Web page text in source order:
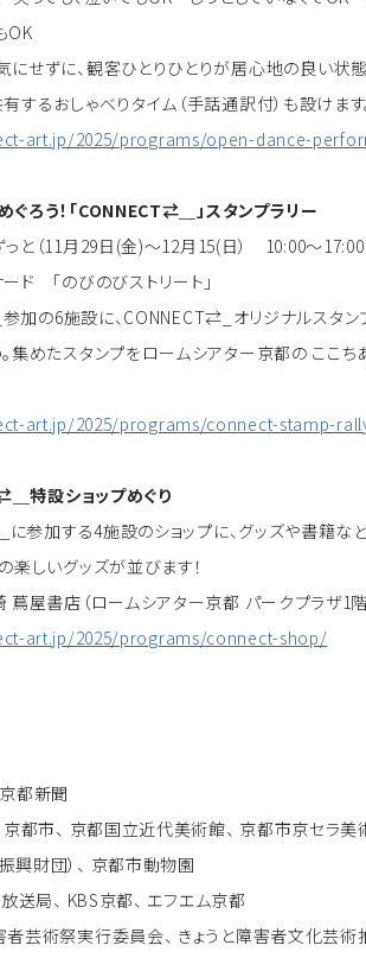
OK
にせずに、観客ひとりひとりが居心地の良い状
するおしゃべりタイム（手話通訳付）も設けます
art.jp/2025/programs/open-dance-
ろう！「CONNECT⇄＿」スタンプラリー
っと（11月29日(金)～12月15(日） 10:00〜17:00
ド 「のびのびストリート」
加の6施設に、CONNECT⇄_オリジナルスタン
集めたスタンプをロームシアター京都の ここ
art.jp/2025/programs/connect-stamp-
特設ショップめぐり
参加する4施設のショップに、グッズや書籍
楽しいグッズが並びます！
蔦屋書店（ロームシアター京都 パークプラザ1階
art.jp/2025/programs/connect-shop/
都新聞
京都市、 京都国立近代美術館、 京都市京セラ
興財団）、 京都市動物園
送局、 KBS京都、 エフエム京都
者芸術祭実行委員会、 きょうと障害者文化芸